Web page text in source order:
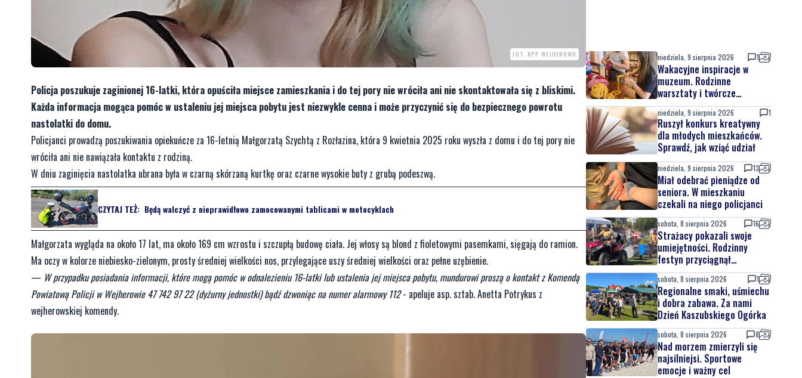
FOT. KPP WEJHEROWO
Policja poszukuje zaginionej 16-latki, która opuściła miejsce zamieszkania i do tej pory nie wróciła ani nie skontaktowała się z bliskimi.
Każda informacja mogąca pomóc w ustaleniu jej miejsca pobytu jest niezwykle cenna i może przyczynić się do bezpiecznego powrotu
nastolatki do domu.
Policjanci prowadzą poszukiwania opiekuńcze za 16-letnią Małgorzatą Szychtą z Rozłazina, która 9 kwietnia 2025 roku wyszła z domu i do tej pory nie
wróciła ani nie nawiązała kontaktu z rodziną.
W dniu zaginięcia nastolatka ubrana była w czarną skórzaną kurtkę oraz czarne wysokie buty z grubą podeszwą.
CZYTAJ TEŻ: Będą walczyć z nieprawidłowo zamocowanymi tablicami w motocyklach
Małgorzata wygląda na około 17 lat, ma około 169 cm wzrostu i szczupłą budowę ciała. Jej włosy są blond z fioletowymi pasemkami, sięgają do ramion.
Ma oczy w kolorze niebiesko-zielonym, prosty średniej wielkości nos, przylegające uszy średniej wielkości oraz pełne uzębienie.
— W przypadku posiadania informacji, które mogą pomóc w odnalezieniu 16-latki lub ustalenia jej miejsca pobytu, mundurowi proszą o kontakt z Komendą
Powiatową Policji w Wejherowie 47 742 97 22 (dyżurny jednostki) bądź dzwoniąc na numer alarmowy 112- apeluje asp. sztab. Anetta Potrykus z
wejherowskiej komendy.
niedziela, 9 sierpnia 2026 1
Wakacyjne inspiracje w
muzeum. Rodzinne
warsztaty i twórcze
spotkania
niedziela, 9 sierpnia 2026 1
Ruszył konkurs kreatywny
dla młodych mieszkańców.
Sprawdź, jak wziąć udział
niedziela, 9 sierpnia 2026 13
Miał odebrać pieniądze od
seniora. W mieszkaniu
czekali na niego policjanci
sobota, 8 sierpnia 2026 16
Strażacy pokazali swoje
umiejętności. Rodzinny
festyn przyciągnął
mieszkańców oraz gości
sobota, 8 sierpnia 2026 1
Regionalne smaki, uśmiechu
i dobra zabawa. Za nami
Dzień Kaszubskiego Ogórka
sobota, 8 sierpnia 2026 8
Nad morzem zmierzyli się
najsilniejsi. Sportowe
emocje i ważny cel